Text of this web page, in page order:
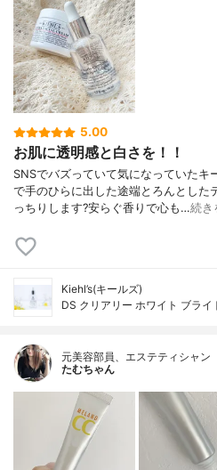
5.00
お肌に透明感と白さを！！
SNSでバズっていて気になっていたキ
で手のひらに出した途端とろんとした
っちりします?安らぐ香りで心も…続き
Kiehl’s(キールズ)
DS クリアリー ホワイト ブライ
元美容部員、エステティシャン
たむちゃん